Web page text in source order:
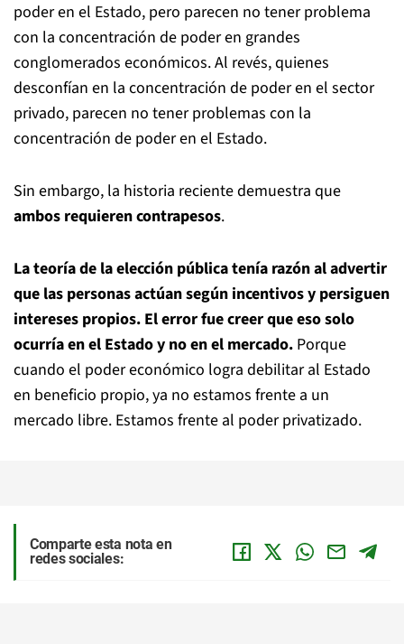
poder en el Estado, pero parecen no tener problema
con la concentración de poder en grandes
conglomerados económicos. Al revés, quienes
desconfían en la concentración de poder en el sector
privado, parecen no tener problemas con la
concentración de poder en el Estado.
Sin embargo, la historia reciente demuestra que
ambos requieren contrapesos.
La teoría de la elección pública tenía razón al advertir
que las personas actúan según incentivos y persiguen
intereses propios. El error fue creer que eso solo
ocurría en el Estado y no en el mercado. Porque
cuando el poder económico logra debilitar al Estado
en beneficio propio, ya no estamos frente a un
mercado libre. Estamos frente al poder privatizado.
Comparte esta nota en
redes sociales: